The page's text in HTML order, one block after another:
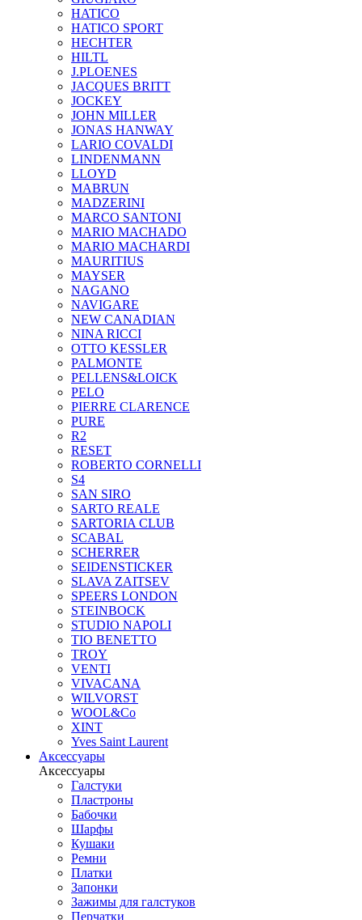
HATICO
HATICO SPORT
HECHTER
HILTL
J.PLOENES
JAСQUES BRITT
JOCKEY
JOHN MILLER
JONAS HANWAY
LARIO COVALDI
LINDENMANN
LLOYD
MABRUN
MADZERINI
MARCO SANTONI
MARIO MACHADO
MARIO MACHARDI
MAURITIUS
MAYSER
NAGANO
NAVIGARE
NEW CANADIAN
NINA RICCI
OTTO KESSLER
PALMONTE
PELLENS&LOICK
PELO
PIERRE CLARENCE
PURE
R2
RESET
ROBERTO CORNELLI
S4
SAN SIRO
SARTO REALE
SARTORIA CLUB
SCABAL
SCHERRER
SEIDENSTICKER
SLAVA ZAITSEV
SPEERS LONDON
STEINBOCK
STUDIO NAPOLI
TIO BENETTO
TROY
VENTI
VIVACANA
WILVORST
WOOL&Co
XINT
Yves Saint Laurent
Аксессуары
Аксессуары
Галстуки
Пластроны
Бабочки
Шарфы
Кушаки
Ремни
Платки
Запонки
Зажимы для галстуков
Перчатки